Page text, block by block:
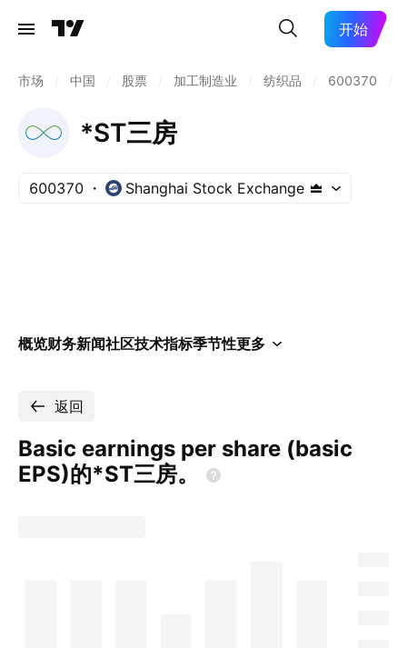
开始
市场 中国 股票 加工制造业 纺织品 600370
*ST三房
600370 Shanghai Stock Exchange
概览财务新闻社区技术指标季节性更多
返回
Basic earnings per share (basic
EPS)的*ST三房。